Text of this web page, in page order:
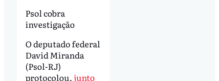
Psol cobra
investigação
O deputado federal
David Miranda
(Psol-RJ)
protocolou, junto